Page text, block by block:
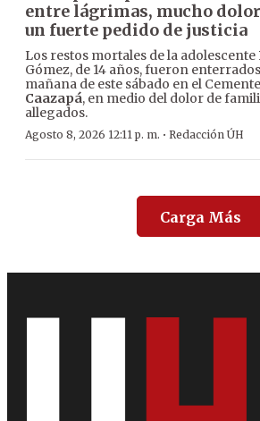
entre lágrimas, mucho
un fuerte pedido de justicia
Los restos mortales de la adolescente
Gómez, de 14 años, fueron
mañana de este sábado en el
Caazapá, en medio del dolor de
allegados.
Agosto 8, 2026 12:11 p. m. · Redacción ÚH
Carga Más